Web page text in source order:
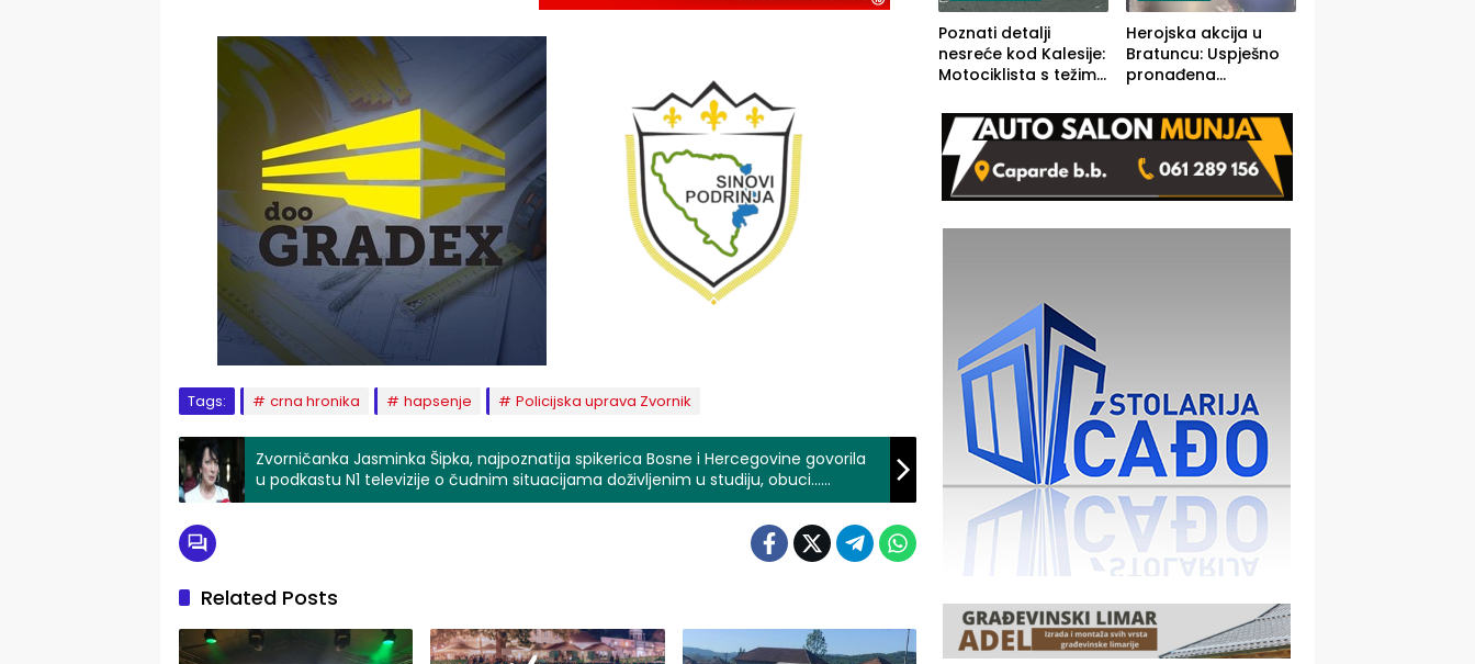
Tags: crna hronika hapsenje Policijska uprava Zvornik
Zvorničanka Jasminka Šipka, najpoznatija spikerica Bosne i Hercegovine govorila
u podkastu N1 televizije o čudnim situacijama doživljenim u studiju, obuci…
(VIDEO)
Related Posts
Poznati detalji
nesreće kod Kalesije:
Motociklista s težim,
lakšim povredama
Herojska akcija u
Bratuncu: Uspješno
pronađena
a Ivanka Lazić,
rodom iz Kravice.